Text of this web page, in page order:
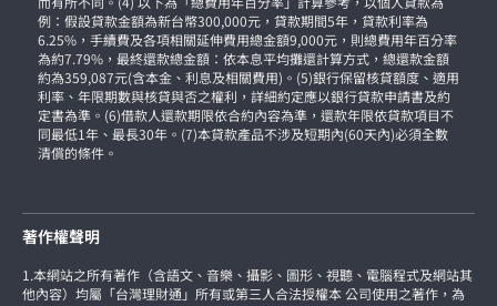
例：假設貸款金額為新台幣300,000元，貸款期間5年，貸款利率為
6.25%，手續費及各項相關延伸費用總金額9,000元，則總費用年百分率
為約7.79%，最終還款總金額：依本息平均攤還計算方式，總還款金額
約為359,087元(含本金、利息及相關費用)。(5)銀行保留核貸額度、適用
利率、年限期數與核貸與否之權利，詳細約定應以銀行貸款申請書及約
定書為準。(6)借款人還款期限依合約內容為準，還款年限依貸款項目不
同最低1年、最長30年。(7)本貸款產品不涉及短期內(60天內)必須全數
清償的條件。
著作權聲明
1.本網站之所有著作（含語文、音樂、攝影、圖形、視聽、電腦程式及網站其
他內容）均屬「台灣理財通」所有或第三人合法授權本 公司使用之著作，為